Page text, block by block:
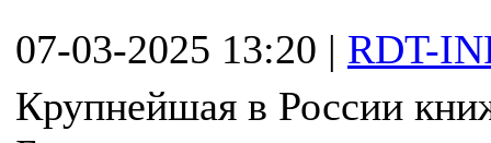
07-03-2025 13:20 | RDT-
Крупнейшая в России